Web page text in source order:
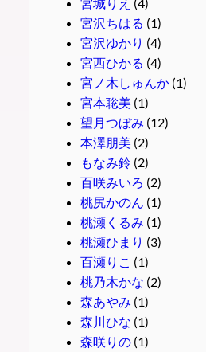
宮沢ちはる (1)
宮沢ゆかり (4)
宮西ひかる (4)
宮ノ木しゅんか(1)
宮本聡美 (1)
望月つぼみ (12)
本澤朋美 (2)
もなみ鈴(2)
百咲みいろ (2)
桃尻かのん (1)
桃瀬くるみ (1)
桃瀬ひまり (3)
百瀬りこ (1)
桃乃木かな (2)
森あやみ (1)
森川ひな (1)
森咲りの(1)